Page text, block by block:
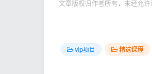
文章版权归作者所有，未经允许
vip项目 精选课程